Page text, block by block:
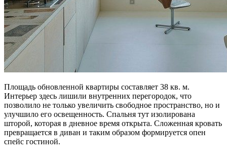
Площадь обновленной квартиры составляет 38 кв. м.
Интерьер здесь лишили внутренних перегородок, что
позволило не только увеличить свободное пространство, но и
улучшило его освещенность. Спальня тут изолирована
шторой, которая в дневное время открыта. Сложенная кровать
превращается в диван и таким образом формируется опен
спейс гостиной.